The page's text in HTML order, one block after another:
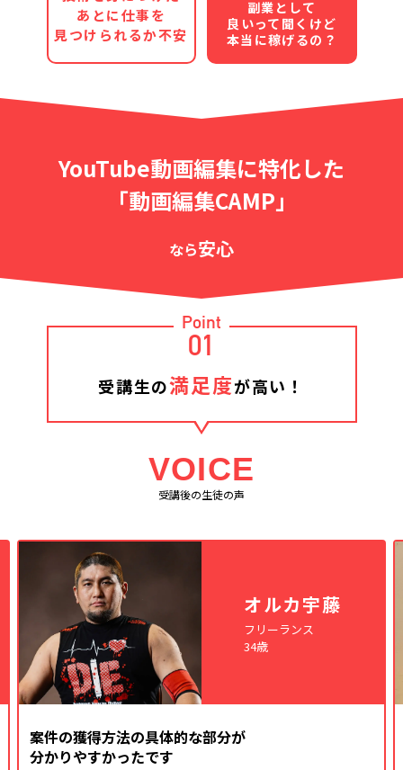
あとに仕事を
見つけられるか不安
副業として
良いって聞くけど
本当に稼げるの？
YouTube動画編集に特化した
「動画編集CAMP」
なら安心
Point
01
受講生の満足度が高い！
VOICE
受講後の生徒の声
オルカ宇藤
フリーランス
34歳
案件の獲得方法の具体的な部分が
分かりやすかったです